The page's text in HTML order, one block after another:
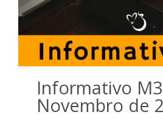
Informativo
Novembro de